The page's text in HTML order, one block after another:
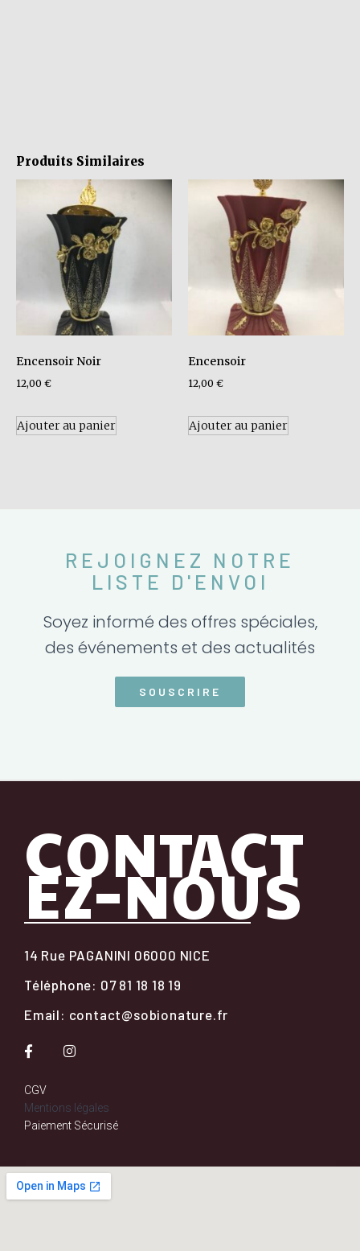
Produits Similaires
Encensoir Noir
12,00 €
Ajouter au panier
Encensoir
12,00 €
Ajouter au panier
REJOIGNEZ NOTRE
LISTE D'ENVOI
Soyez informé des offres spéciales,
des événements et des actualités
SOUSCRIRE
CONTACT
EZ-NOUS
14 Rue PAGANINI 06000 NICE
Téléphone: 07 81 18 18 19
Email: contact@sobionature.fr
CGV
Mentions légales
Paiement Sécurisé